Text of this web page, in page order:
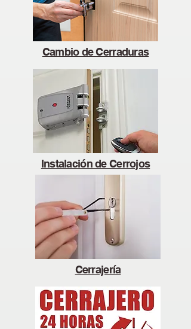
Cambio de Cerraduras
Instalación de Cerrojos
Cerrajería